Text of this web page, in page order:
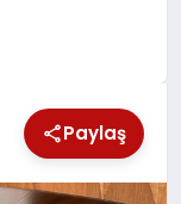
Paylaş